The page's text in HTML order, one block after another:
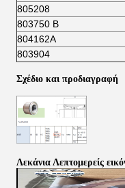
805208
803750 Β
804162Α
803904
Σχέδιο και προδιαγραφή
Λεκάνια Λεπτομερείς